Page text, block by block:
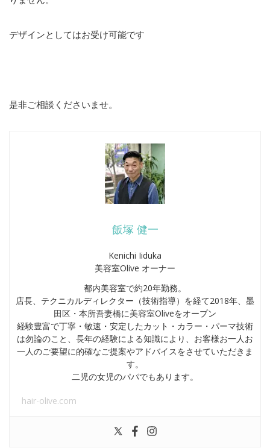
デザインとしてはお受け可能です
是非ご相談くださいませ。
飯塚 健一
Kenichi Iiduka
美容室Olive オーナー
都内美容室で約20年勤務。
店長、テクニカルディレクター（技術指導）を経て2018年、墨
田区・本所吾妻橋に美容室Oliveをオープン
経験豊富で丁寧・敏速・安定したカット・カラー・パーマ技術
は勿論のこと、長年の経験による知識により、お客様お一人お
一人のご要望に的確なご提案やアドバイスをさせていただきま
す。
二児の女児のパパでもあります。
hair-olive.com